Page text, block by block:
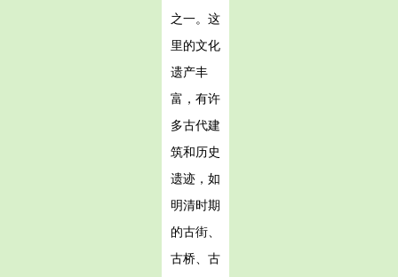
之一。这
里的文化
遗产丰
富，有许
多古代建
筑和历史
遗迹，如
明清时期
的古街、
古桥、古